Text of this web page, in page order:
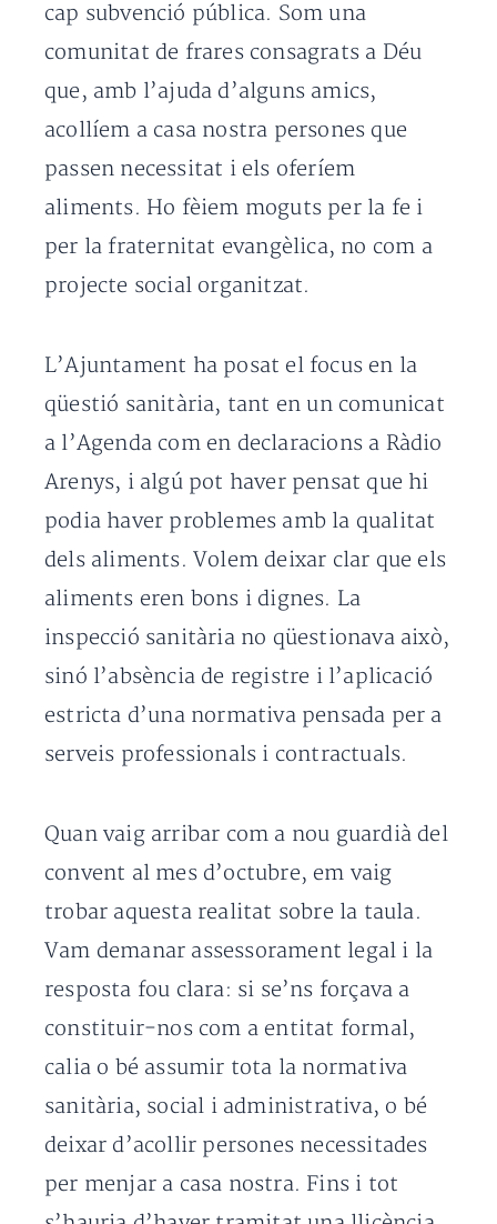
cap subvenció pública. Som una
comunitat de frares consagrats a Déu
que, amb l’ajuda d’alguns amics,
acollíem a casa nostra persones que
passen necessitat i els oferíem
aliments. Ho fèiem moguts per la fe i
per la fraternitat evangèlica, no com a
projecte social organitzat.
L’Ajuntament ha posat el focus en la
qüestió sanitària, tant en un comunicat
a l’Agenda com en declaracions a Ràdio
Arenys, i algú pot haver pensat que hi
podia haver problemes amb la qualitat
dels aliments. Volem deixar clar que els
aliments eren bons i dignes. La
inspecció sanitària no qüestionava això,
sinó l’absència de registre i l’aplicació
estricta d’una normativa pensada per a
serveis professionals i contractuals.
Quan vaig arribar com a nou guardià del
convent al mes d’octubre, em vaig
trobar aquesta realitat sobre la taula.
Vam demanar assessorament legal i la
resposta fou clara: si se’ns forçava a
constituir-nos com a entitat formal,
calia o bé assumir tota la normativa
sanitària, social i administrativa, o bé
deixar d’acollir persones necessitades
per menjar a casa nostra. Fins i tot